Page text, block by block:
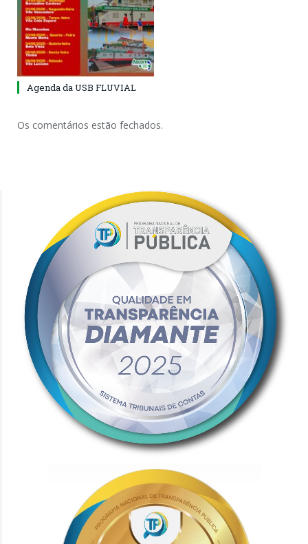
Agenda da USB FLUVIAL
Os comentários estão fechados.